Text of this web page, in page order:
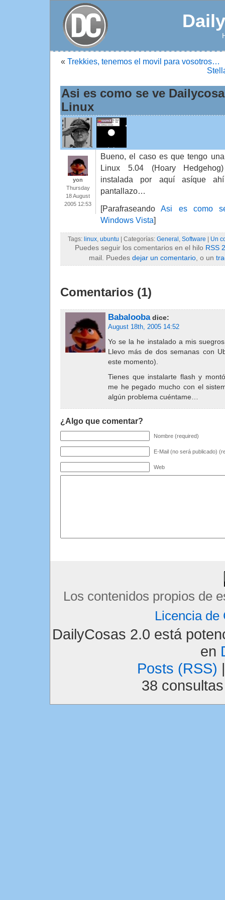
« Trekkies, tenemos el movil para vosotros…
Asi es como se ve
Linux
yon
Thursday
18 August
2005 12:53
Bueno, el caso es que tengo
Linux 5.04 (Hoary
instalada por aquí asíque
pantallazo…
[ParafraseandoAsi es como
Windows Vista]
Tags: linux ubuntu | Categorías: General Software | Un
Puedes seguir los comentarios en el hilo RSS
mail. Puedes dejar un comentario , o un
Comentarios (1)
Babaloobadice:
August 18th, 2005 14:52
Yo se la he instalado a mis
Llevo más de dos semanas con
este momento).
Tienes que instalarte flash y
me he pegado mucho con el
algún problema cuéntame…
¿Algo que comentar?
Nombre (required)
E-Mail (no será publicado)
Web
Los contenidos propios de
Licencia de
DailyCosas 2.0 está
en
Posts (RSS)
38